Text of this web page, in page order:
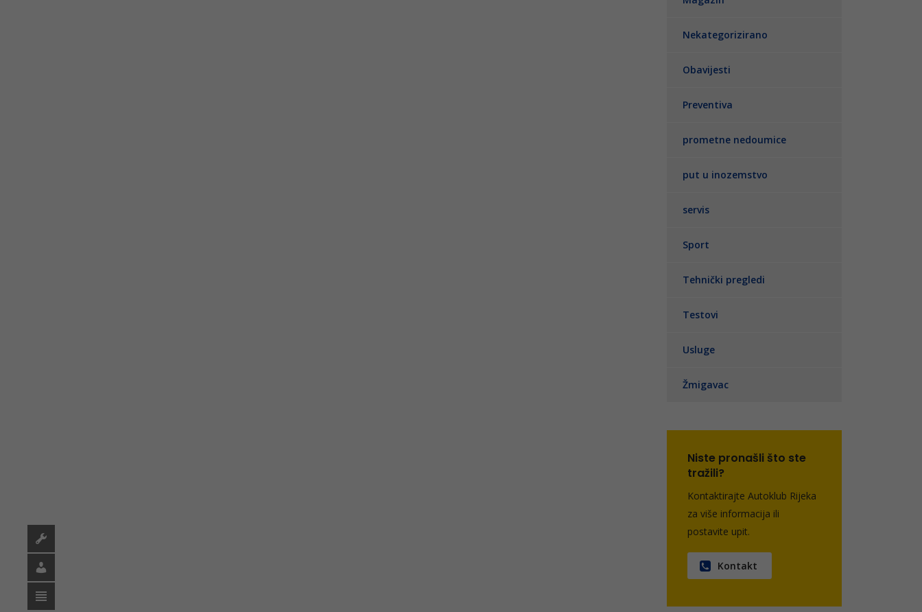
Nekategorizirano
Obavijesti
Preventiva
prometne nedoumice
put u inozemstvo
servis
Sport
Tehnički pregledi
Testovi
Usluge
Žmigavac
Niste pronašli što ste
tražili?
Kontaktirajte Autoklub Rijeka
za više informacija ili
postavite upit.
Kontakt